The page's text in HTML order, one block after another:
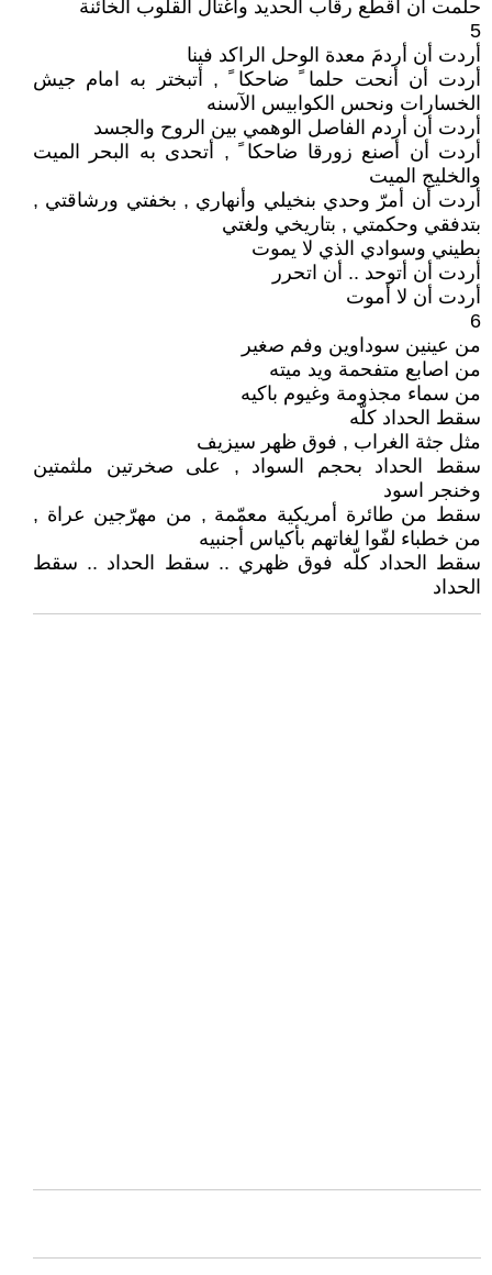
حلمت ان اقطع رقاب الحديد وأغتال القلوب الخائنة
5
أردت أن أردمَ معدة الوحل الراكد فينا
أردت أن أنحت حلما ً ضاحكا ً , أتبختر به امام جيش
الخسارات ونحس الكوابيس الآسنه
أردت أن أردم الفاصل الوهمي بين الروح والجسد
أردت أن أصنع زورقا ضاحكا ً , أتحدى به البحر الميت
والخليج الميت
أردت أن أمرّ وحدي بنخيلي وأنهاري , بخفتي ورشاقتي ,
بتدفقي وحكمتي , بتاريخي ولغتي
بطيني وسوادي الذي لا يموت
أردت أن أتوحد .. أن اتحرر
أردت أن لا أموت
6
من عينين سوداوين وفم صغير
من اصابع متفحمة ويد ميته
من سماء مجذومة وغيوم باكيه
سقط الحداد كلّه
مثل جثة الغراب , فوق ظهر سيزيف
سقط الحداد بحجم السواد , على صخرتين ملثمتين
وخنجر اسود
سقط من طائرة أمريكية معمّمة , من مهرّجين عراة ,
من خطباء لفّوا لغاتهم بأكياس أجنبيه
سقط الحداد كلّه فوق ظهري .. سقط الحداد .. سقط
الحداد